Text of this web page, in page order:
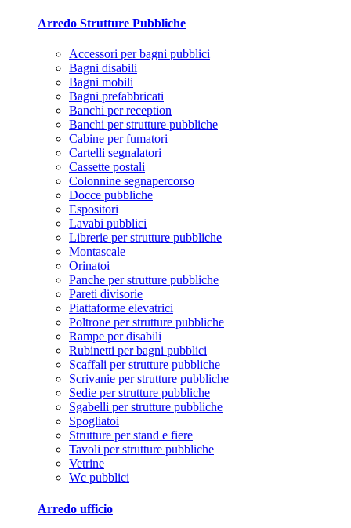
Arredo Strutture Pubbliche
Accessori per bagni pubblici
Bagni disabili
Bagni mobili
Bagni prefabbricati
Banchi per reception
Banchi per strutture pubbliche
Cabine per fumatori
Cartelli segnalatori
Cassette postali
Colonnine segnapercorso
Docce pubbliche
Espositori
Lavabi pubblici
Librerie per strutture pubbliche
Montascale
Orinatoi
Panche per strutture pubbliche
Pareti divisorie
Piattaforme elevatrici
Poltrone per strutture pubbliche
Rampe per disabili
Rubinetti per bagni pubblici
Scaffali per strutture pubbliche
Scrivanie per strutture pubbliche
Sedie per strutture pubbliche
Sgabelli per strutture pubbliche
Spogliatoi
Strutture per stand e fiere
Tavoli per strutture pubbliche
Vetrine
Wc pubblici
Arredo ufficio